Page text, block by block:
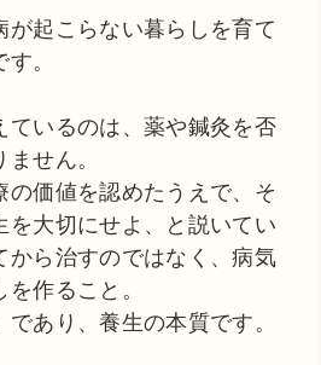
が起こらない暮らしを育て
。
ているのは、薬や鍼灸を否
せん。
の価値を認めたうえで、そ
を大切にせよ、と説いてい
から治すのではなく、病気
作ること。
あり、養生の本質です。